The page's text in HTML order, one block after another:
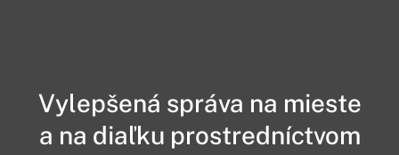
Vylepšená správa na mieste
a na diaľku prostredníctvom